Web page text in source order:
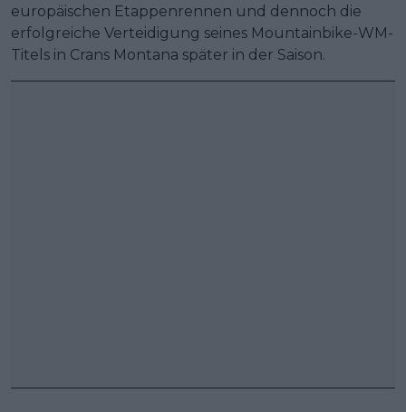
europäischen Etappenrennen und dennoch die
erfolgreiche Verteidigung seines Mountainbike-WM-
Titels in Crans Montana später in der Saison.